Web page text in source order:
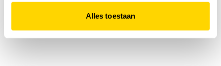
Alles toestaan